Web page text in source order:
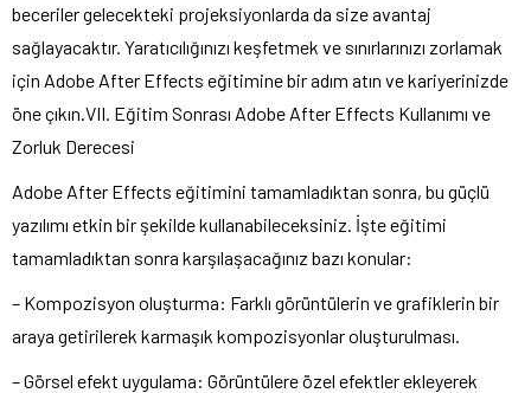
beceriler gelecekteki projeksiyonlarda da size avantaj
sağlayacaktır. Yaratıcılığınızı keşfetmek ve sınırlarınızı zorlamak
için Adobe After Effects eğitimine bir adım atın ve kariyerinizde
öne çıkın.VII. Eğitim Sonrası Adobe After Effects Kullanımı ve
Zorluk Derecesi
Adobe After Effects eğitimini tamamladıktan sonra, bu güçlü
yazılımı etkin bir şekilde kullanabileceksiniz. İşte eğitimi
tamamladıktan sonra karşılaşacağınız bazı konular:
– Kompozisyon oluşturma: Farklı görüntülerin ve grafiklerin bir
araya getirilerek karmaşık kompozisyonlar oluşturulması.
– Görsel efekt uygulama: Görüntülere özel efektler ekleyerek